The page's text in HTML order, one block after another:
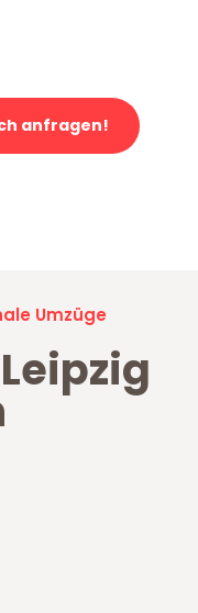
anfragen!
Umzüge